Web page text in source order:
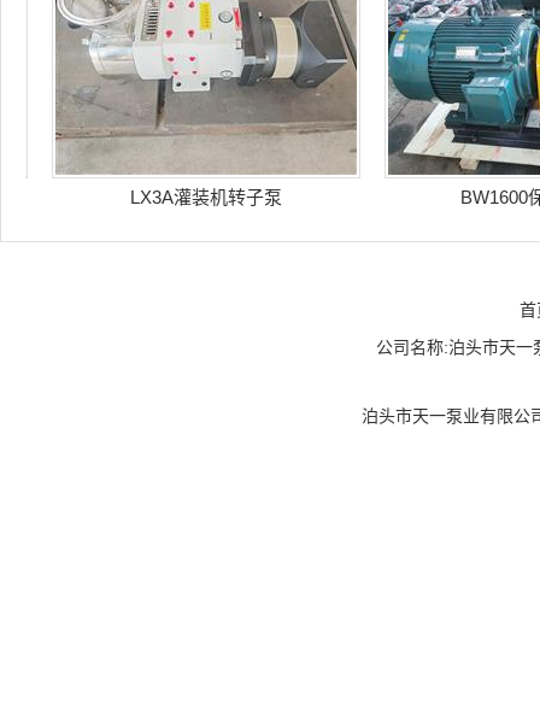
LX3A灌装机转子泵 BW1600保温
首
公司名称:泊头市天
泊头市天一泵业有限公